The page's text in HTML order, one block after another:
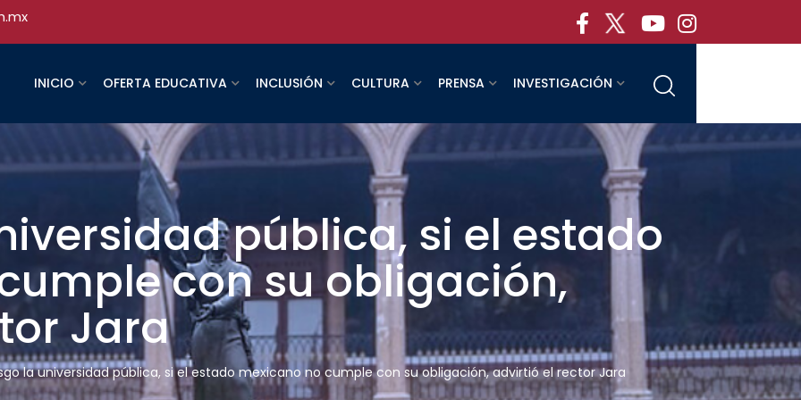
INICIO OFERTA EDUCATIVA INCLUSIÓN CULTURA PRENSA INVESTIGACIÓN
pública, si el estado
con su obligación,
Jara
la universidad pública, si el estado mexicano no cumple con su obligación, advirtió el rector Jara